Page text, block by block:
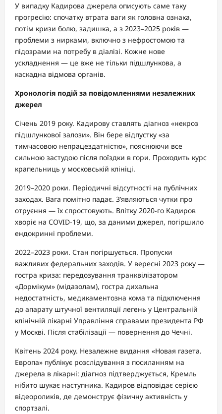
У випадку Кадирова джерела описують саме таку
прогресію: спочатку втрата ваги як головна ознака,
потім кризи болю, задишка, а з 2023–2025 років —
проблеми з нирками, включно з нефростомою та
підозрами на потребу в діалізі. Кожне нове
ускладнення — це вже не тільки підшлункова, а
каскадна відмова органів.
Хронологія подій за повідомленнями незалежних
джерел
Січень 2019 року. Кадирову ставлять діагноз «некроз
підшлункової залози». Він бере відпустку «за
тимчасовою непрацездатністю», пояснюючи все
сильною застудою після поїздки в гори. Проходить курс
крапельниць у московській клініці.
2019–2020 роки. Періодичні відсутності на публічних
заходах. Вага помітно падає. З’являються чутки про
отруєння — їх спростовують. Влітку 2020-го Кадиров
хворіє на COVID-19, що, за даними джерел, погіршило
ендокринні проблеми.
2022–2023 роки. Стан погіршується. Пропуски
важливих федеральних заходів. У вересні 2023 року —
гостра криза: передозування транквілізатором
«Дормікум» (мідазолам), гостра дихальна
недостатність, медикаментозна кома та підключення
до апарату штучної вентиляції легень у Центральній
клінічній лікарні Управління справами президента РФ
у Москві. Після стабілізації — повернення до Чечні.
Квітень 2024 року. Незалежне видання «Новая газета.
Европа» публікує розслідування з посиланням на
джерела в лікарні: діагноз підтверджується, Кремль
нібито шукає наступника. Кадиров відповідає серією
відеороликів, де демонструє фізичну активність у
спортзалі.